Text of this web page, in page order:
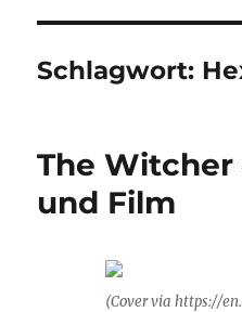
Schlagwort:
The Witcher
und Film
(Cover via https://